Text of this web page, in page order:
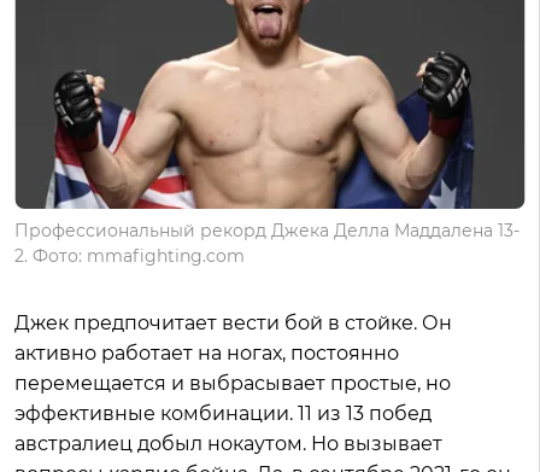
Профессиональный рекорд Джека Делла Маддалена 13-
2. Фото: mmafighting.com
Джек предпочитает вести бой в стойке. Он
активно работает на ногах, постоянно
перемещается и выбрасывает простые, но
эффективные комбинации. 11 из 13 побед
австралиец добыл нокаутом. Но вызывает